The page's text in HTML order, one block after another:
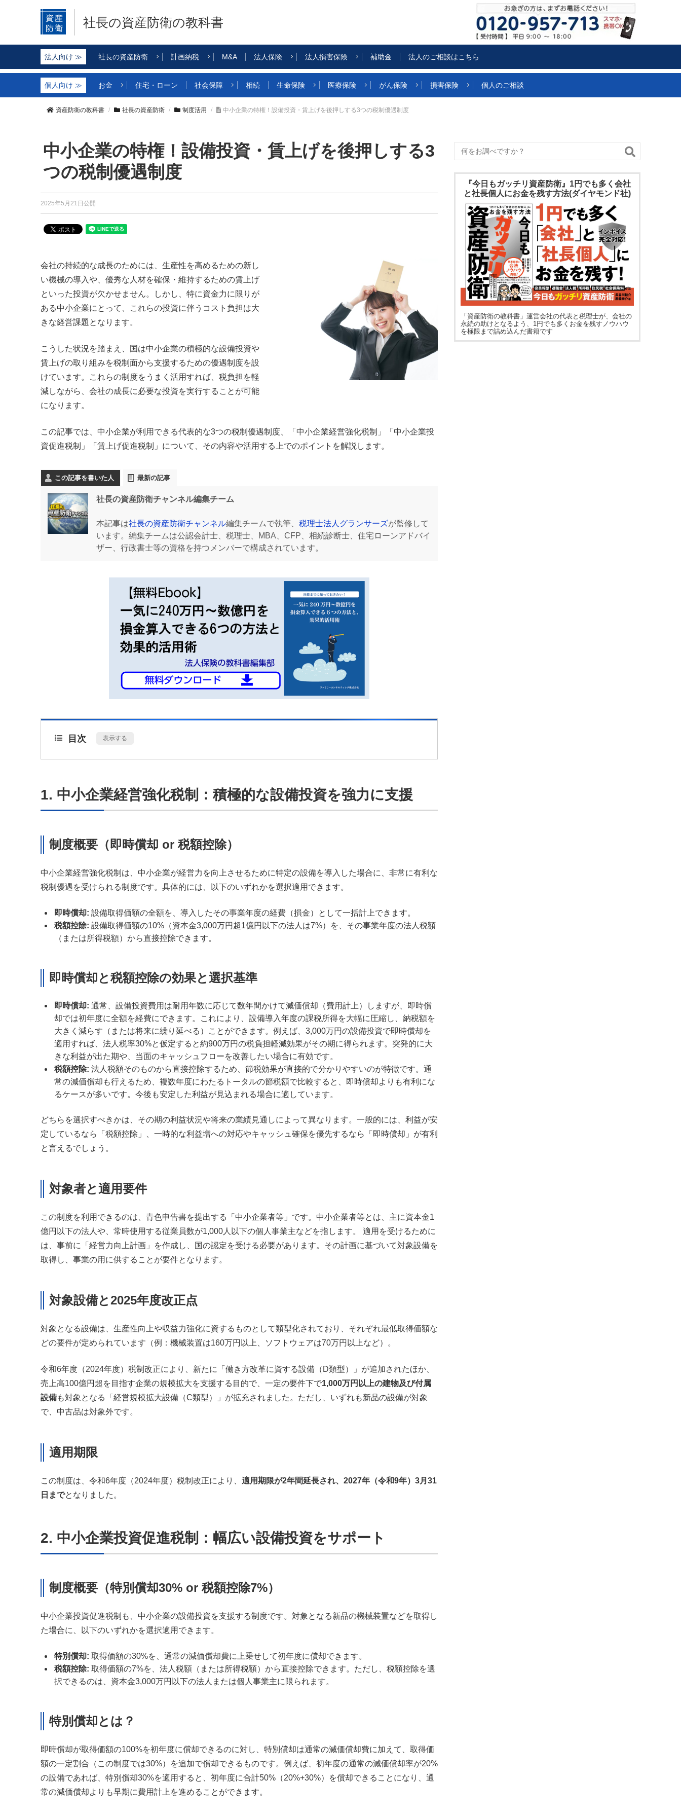
社長の資産防衛の教科書
社長の資産防衛 計画納税 M&A 法人保険 法人損害保険 補助金 法人のご相談はこちら
お金 住宅・ローン 社会保障 相続 生命保険 医療保険 がん保険 損害保険 個人のご相談
資産防衛の教科書 社長の資産防衛 制度活用 中小企業の特権！設備投資・賃上げを後押しする3つの税制優遇制度
中小企業の特権！設備投資・賃上げを後押しする3
つの税制優遇制度
2025年5月21日公開
会社の持続的な成長のためには、生産性を高めるための新し
い機械の導入や、優秀な人材を確保・維持するための賃上げ
といった投資が欠かせません。しかし、特に資金力に限りが
ある中小企業にとって、これらの投資に伴うコスト負担は大
きな経営課題となります。
こうした状況を踏まえ、国は中小企業の積極的な設備投資や
賃上げの取り組みを税制面から支援するための優遇制度を設
けています。これらの制度をうまく活用すれば、税負担を軽
減しながら、会社の成長に必要な投資を実行することが可能
になります。
この記事では、中小企業が利用できる代表的な3つの税制優遇制度、「中小企業経営強化税制」「中小企業投
資促進税制」「賃上げ促進税制」について、その内容や活用する上でのポイントを解説します。
この記事を書いた人 最新の記事
社長の資産防衛チャンネル編集チーム
本記事は社長の資産防衛チャンネル編集チームで執筆、 税理士法人グランサーズが監修して
います。編集チームは公認会計士、税理士、MBA、CFP、相続診断士、住宅ローンアドバイ
ザー、行政書士等の資格を持つメンバーで構成されています。
目次 表示する
1. 中小企業経営強化税制：積極的な設備投資を強力に支援
制度概要（即時償却 or 税額控除）
中小企業経営強化税制は、中小企業が経営力を向上させるために特定の設備を導入した場合に、非常に有利な
税制優遇を受けられる制度です。具体的には、以下のいずれかを選択適用できます。
即時償却: 設備取得価額の全額を、導入したその事業年度の経費（損金）として一括計上できます。
税額控除: 設備取得価額の10%（資本金3,000万円超1億円以下の法人は7%）を、その事業年度の法人税額
（または所得税額）から直接控除できます。
即時償却と税額控除の効果と選択基準
即時償却: 通常、設備投資費用は耐用年数に応じて数年間かけて減価償却（費用計上）しますが、即時償
却では初年度に全額を経費にできます。これにより、設備導入年度の課税所得を大幅に圧縮し、納税額を
大きく減らす（または将来に繰り延べる）ことができます。例えば、3,000万円の設備投資で即時償却を
適用すれば、法人税率30%と仮定すると約900万円の税負担軽減効果がその期に得られます。突発的に大
きな利益が出た期や、当面のキャッシュフローを改善したい場合に有効です。
税額控除: 法人税額そのものから直接控除するため、節税効果が直接的で分かりやすいのが特徴です。通
常の減価償却も行えるため、複数年度にわたるトータルの節税額で比較すると、即時償却よりも有利にな
るケースが多いです。今後も安定した利益が見込まれる場合に適しています。
どちらを選択すべきかは、その期の利益状況や将来の業績見通しによって異なります。一般的には、利益が安
定しているなら「税額控除」、一時的な利益増への対応やキャッシュ確保を優先するなら「即時償却」が有利
と言えるでしょう。
対象者と適用要件
この制度を利用できるのは、青色申告書を提出する「中小企業者等」です。中小企業者等とは、主に資本金1
億円以下の法人や、常時使用する従業員数が1,000人以下の個人事業主などを指します。 適用を受けるために
は、事前に「経営力向上計画」を作成し、国の認定を受ける必要があります。その計画に基づいて対象設備を
取得し、事業の用に供することが要件となります。
対象設備と2025年度改正点
対象となる設備は、生産性向上や収益力強化に資するものとして類型化されており、それぞれ最低取得価額な
どの要件が定められています（例：機械装置は160万円以上、ソフトウェアは70万円以上など）。
令和6年度（2024年度）税制改正により、新たに「働き方改革に資する設備（D類型）」が追加されたほか、
売上高100億円超を目指す企業の規模拡大を支援する目的で、一定の要件下で1,000万円以上の建物及び付属
設備も対象となる「経営規模拡大設備（C類型）」が拡充されました。ただし、いずれも新品の設備が対象
で、中古品は対象外です。
適用期限
この制度は、令和6年度（2024年度）税制改正により、 適用期限が2年間延長され、2027年（令和9年）3月31
日までとなりました。
2. 中小企業投資促進税制：幅広い設備投資をサポート
制度概要（特別償却30% or 税額控除7%）
中小企業投資促進税制も、中小企業の設備投資を支援する制度です。対象となる新品の機械装置などを取得し
た場合に、以下のいずれかを選択適用できます。
特別償却: 取得価額の30%を、通常の減価償却費に上乗せして初年度に償却できます。
税額控除: 取得価額の7%を、法人税額（または所得税額）から直接控除できます。ただし、税額控除を選
択できるのは、資本金3,000万円以下の法人または個人事業主に限られます。
特別償却とは？
即時償却が取得価額の100%を初年度に償却できるのに対し、特別償却は通常の減価償却費に加えて、取得価
額の一定割合（この制度では30%）を追加で償却できるものです。例えば、初年度の通常の減価償却率が20%
の設備であれば、特別償却30%を適用すると、初年度に合計50%（20%+30%）を償却できることになり、通
常の減価償却よりも早期に費用計上を進めることができます。
『今日もガッチリ資産防衛』1円でも多く会社
と社長個人にお金を残す方法(ダイヤモンド社)
「資産防衛の教科書」運営会社の代表と税理士が、会社の
永続の助けとなるよう、1円でも多くお金を残すノウハウ
を極限まで詰め込んだ書籍です